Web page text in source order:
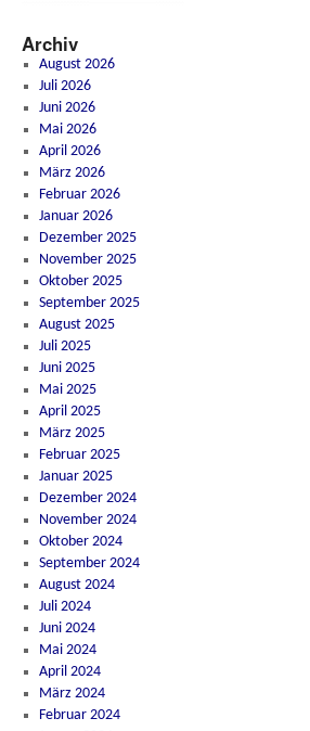
Archiv
August 2026
Juli 2026
Juni 2026
Mai 2026
April 2026
März 2026
Februar 2026
Januar 2026
Dezember 2025
November 2025
Oktober 2025
September 2025
August 2025
Juli 2025
Juni 2025
Mai 2025
April 2025
März 2025
Februar 2025
Januar 2025
Dezember 2024
November 2024
Oktober 2024
September 2024
August 2024
Juli 2024
Juni 2024
Mai 2024
April 2024
März 2024
Februar 2024